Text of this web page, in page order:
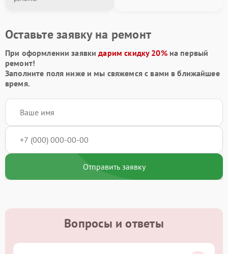
Оставьте заявку на ремонт
При оформлении заявкидарим скидку 20%на первый
ремонт!
Заполните поля ниже и мы свяжемся с вами в ближайшее
время.
Отправить заявку
Вопросы и ответы